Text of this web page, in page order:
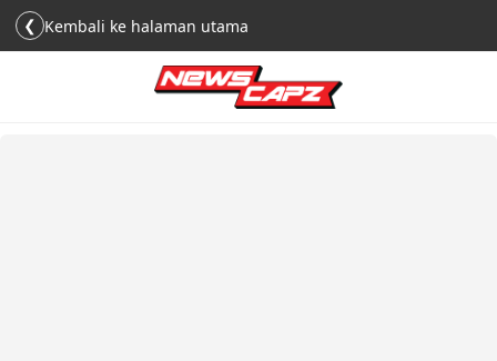
❮ Kembali ke halaman utama